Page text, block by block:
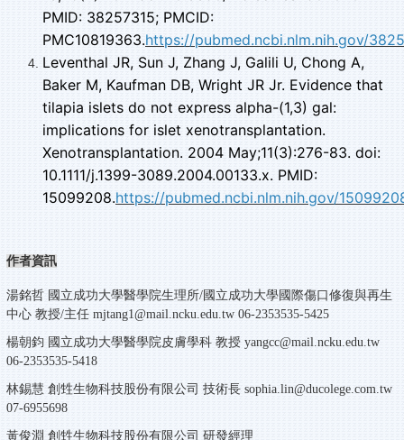
PMID: 38257315; PMCID:
PMC10819363.https://pubmed.ncbi.nlm.nih.gov/
Leventhal JR, Sun J, Zhang J, Galili U, Chong A,
Baker M, Kaufman DB, Wright JR Jr. Evidence that
tilapia islets do not express alpha-(1,3) gal:
implications for islet xenotransplantation.
Xenotransplantation. 2004 May;11(3):276-83. doi:
10.1111/j.1399-3089.2004.00133.x. PMID:
15099208.https://pubmed.ncbi.nlm.nih.gov/
作者資訊
湯銘哲 國立成功大學醫學院生理所/國立成功大學國際傷口修復與再生
中心 教授/主任 mjtang1@mail.ncku.edu.tw 06-2353535-5425
楊朝鈞 國立成功大學醫學院皮膚學科 教授 yangcc@mail.ncku.edu.tw
06-2353535-5418
林錫慧 創甡生物科技股份有限公司 技術長 sophia.lin@ducolege.com.tw
07-6955698
黃俊淵 創甡生物科技股份有限公司 研發經理